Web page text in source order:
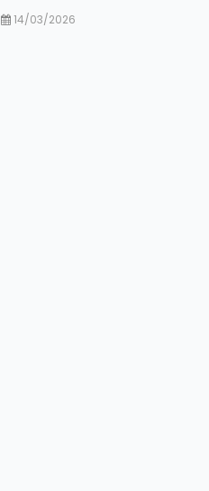
14/03/2026